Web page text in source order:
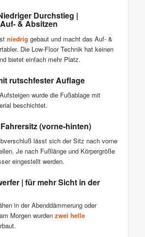
Durchstieg |
& Absitzen
niedrig gebaut und macht das Auf- &
Die Low-Floor Technik hat keinen
bietet einfach mehr Platz.
rutschfester Auflage
wurde die Fußablage mit
beschichtet.
(vorne-hinten)
lässt sich der Sitz nach vorne
Je nach Fußlänge und Körpergröße
eingestellt werden.
| für mehr Sicht in der
in der Abenddämmerung oder
Morgen wurden zwei helle